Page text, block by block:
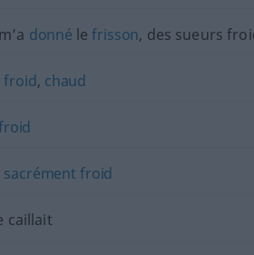
donné lefrisson, des sueurs
froid, chaud
sacrément froid
caillait